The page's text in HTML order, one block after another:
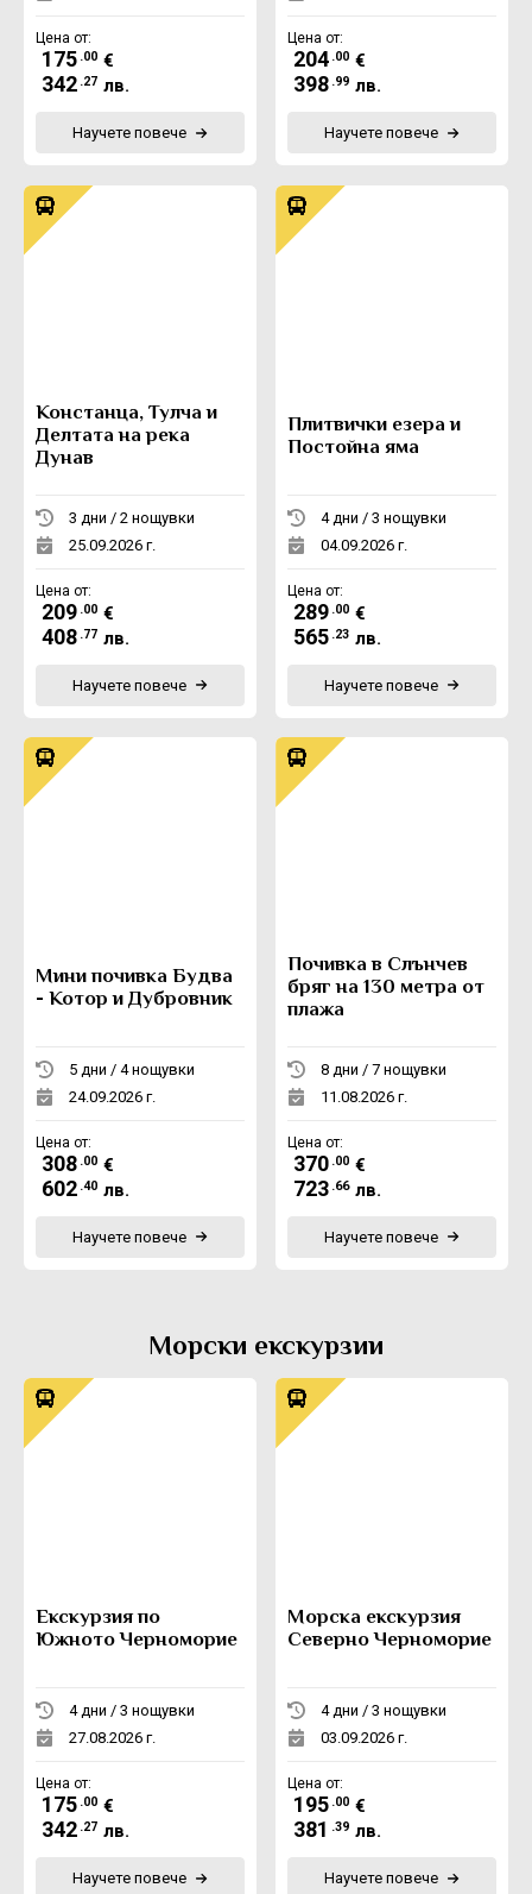
Цена от:
175 .00 €
342 .27 лв.
Научете повече
Цена от:
204 .00 €
398 .99 лв.
Научете повече
Констанца, Тулча и
Делтата на река
Дунав
3 дни / 2 нощувки
25.09.2026 г.
Цена от:
209 .00 €
408 .77 лв.
Научете повече
Плитвички езера и
Постойна яма
4 дни / 3 нощувки
04.09.2026 г.
Цена от:
289 .00 €
565 .23 лв.
Научете повече
Мини почивка Будва
- Котор и Дубровник
5 дни / 4 нощувки
24.09.2026 г.
Цена от:
308 .00 €
602 .40 лв.
Научете повече
Почивка в Слънчев
бряг на 130 метра от
плажа
8 дни / 7 нощувки
11.08.2026 г.
Цена от:
370 .00 €
723 .66 лв.
Научете повече
Морски екскурзии
Екскурзия по
Южното Черноморие
4 дни / 3 нощувки
27.08.2026 г.
Цена от:
175 .00 €
342 .27 лв.
Научете повече
Морска екскурзия
Северно Черноморие
4 дни / 3 нощувки
03.09.2026 г.
Цена от:
195 .00 €
381 .39 лв.
Научете повече